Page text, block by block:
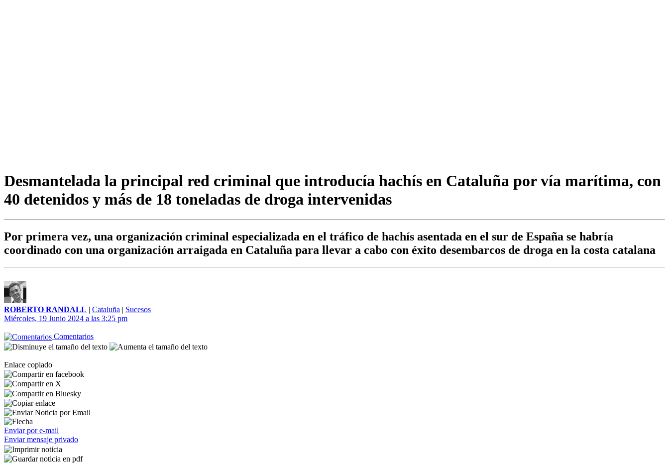
Desmantelada la principal red criminal que introducía hachís en Cataluña por vía marítima, con
40 detenidos y más de 18 toneladas de droga intervenidas
Por primera vez, una organización criminal especializada en el tráfico de hachís asentada en el sur de España se habría
coordinado con una organización arraigada en Cataluña para llevar a cabo con éxito desembarcos de droga en la costa catalana
ROBERTO RANDALL | Cataluña | Sucesos
Miércoles, 19 Junio 2024 a las 3:25 pm
Comentarios
Enlace copiado
Enviar por e-mail
Enviar mensaje privado